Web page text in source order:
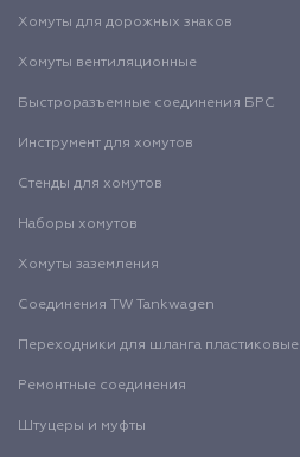
Хомуты для дорожных знаков
Хомуты вентиляционные
Быстроразъемные соединения БРС
Инструмент для хомутов
Стенды для хомутов
Наборы хомутов
Хомуты заземления
Соединения TW Tankwagen
Переходники для шланга пластиковые
Ремонтные соединения
Штуцеры и муфты